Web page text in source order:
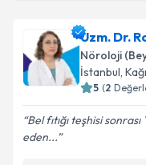
kapsamda
Doç. Dr.
talebi oluşturun.
için bir takvim
bilgilendireceğiz.
E-posta
Uzm. Dr.
Nöroloji
İstanbul,
5 (2
Bel fıtığı teşhisi
eden...